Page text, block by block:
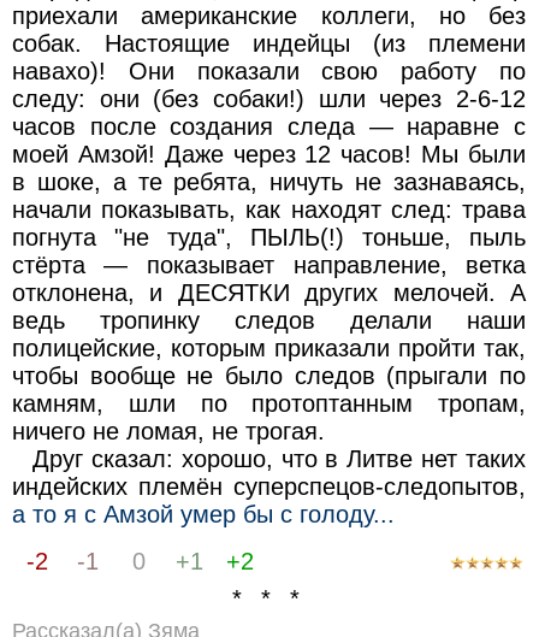
приехали американские коллеги, но без
собак. Настоящие индейцы (из племени
навахо)! Они показали свою работу по
следу: они (без собаки!) шли через 2-6-12
часов после создания следа — наравне с
моей Амзой! Даже через 12 часов! Мы были
в шоке, а те ребята, ничуть не зазнаваясь,
начали показывать, как находят след: трава
погнута "не туда", ПЫЛЬ(!) тоньше, пыль
стёрта — показывает направление, ветка
отклонена, и ДЕСЯТКИ других мелочей. А
ведь тропинку следов делали наши
полицейские, которым приказали пройти так,
чтобы вообще не было следов (прыгали по
камням, шли по протоптанным тропам,
ничего не ломая, не трогая.
Друг сказал: хорошо, что в Литве нет таких
индейских племён суперспецов-следопытов,
а то я с Амзой умер бы с голоду...
-2
-1 0 +1
+2
* * *
Рассказал(а) Зяма